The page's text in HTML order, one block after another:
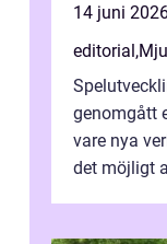
14 juni
editorial,
genomgått
vare nya
det möjligt